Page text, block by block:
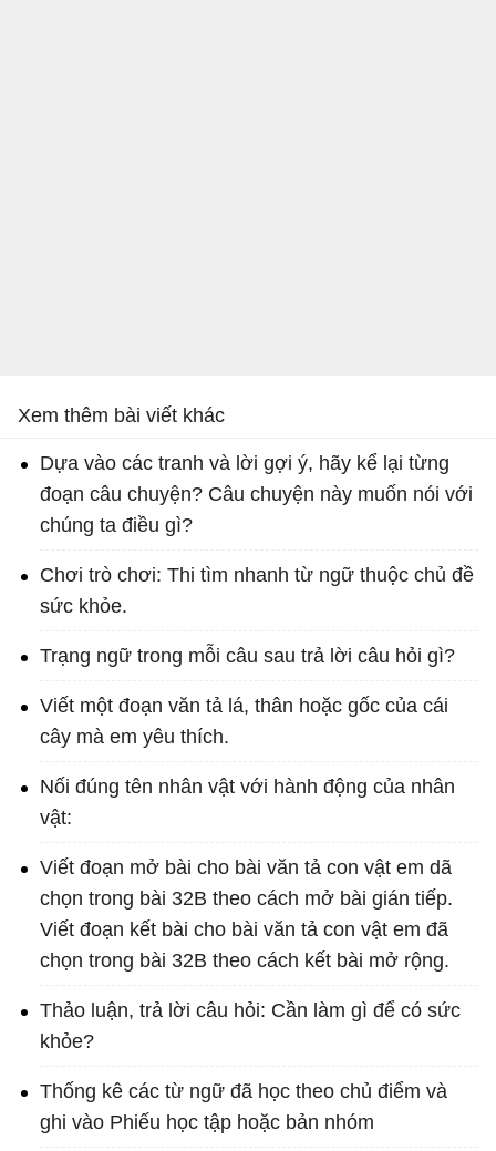
Xem thêm bài viết khác
Dựa vào các tranh và lời gợi ý, hãy kể lại từng
đoạn câu chuyện? Câu chuyện này muốn nói với
chúng ta điều gì?
Chơi trò chơi: Thi tìm nhanh từ ngữ thuộc chủ đề
sức khỏe.
Trạng ngữ trong mỗi câu sau trả lời câu hỏi gì?
Viết một đoạn văn tả lá, thân hoặc gốc của cái
cây mà em yêu thích.
Nối đúng tên nhân vật với hành động của nhân
vật:
Viết đoạn mở bài cho bài văn tả con vật em dã
chọn trong bài 32B theo cách mở bài gián tiếp.
Viết đoạn kết bài cho bài văn tả con vật em đã
chọn trong bài 32B theo cách kết bài mở rộng.
Thảo luận, trả lời câu hỏi: Cần làm gì để có sức
khỏe?
Thống kê các từ ngữ đã học theo chủ điểm và
ghi vào Phiếu học tập hoặc bản nhóm